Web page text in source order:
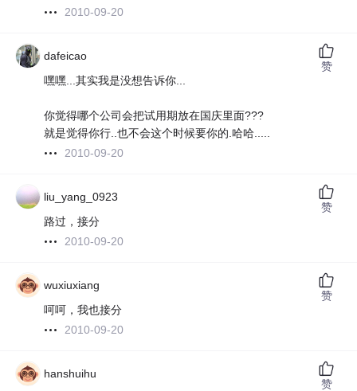
2010-09-20
dafeicao
嘿嘿...其实我是没想告诉你...
你觉得哪个公司会把试用期放在国庆里面???
就是觉得你行..也不会这个时候要你的.哈哈.....
2010-09-20
赞
liu_yang_0923
路过，接分
2010-09-20
赞
wuxiuxiang
呵呵，我也接分
2010-09-20
赞
hanshuihu
赞